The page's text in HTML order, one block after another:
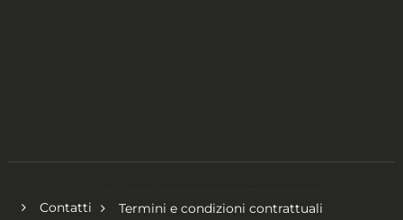
Contatti Termini e condizioni contrattuali